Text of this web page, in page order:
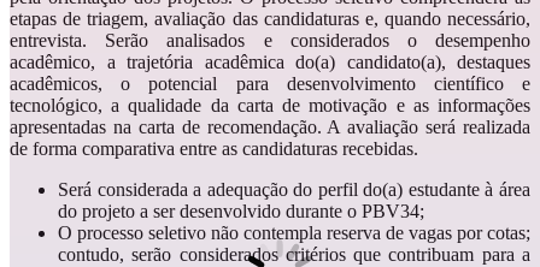
etapas de triagem, avaliação das candidaturas e, quando necessário,
entrevista. Serão analisados e considerados o desempenho
acadêmico, a trajetória acadêmica do(a) candidato(a), destaques
acadêmicos, o potencial para desenvolvimento científico e
tecnológico, a qualidade da carta de motivação e as informações
apresentadas na carta de recomendação. A avaliação será realizada
de forma comparativa entre as candidaturas recebidas.
Será considerada a adequação do perfil do(a) estudante à área
do projeto a ser desenvolvido durante o PBV34;
O processo seletivo não contempla reserva de vagas por cotas;
contudo, serão considerados critérios que contribuam para a